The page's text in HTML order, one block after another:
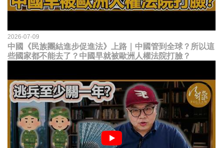
2026-07-09
中國《民族團結進步促進法》上路｜中國管到全球？所以這
些國家都不能去了？中國早就被歐洲人權法院打臉？